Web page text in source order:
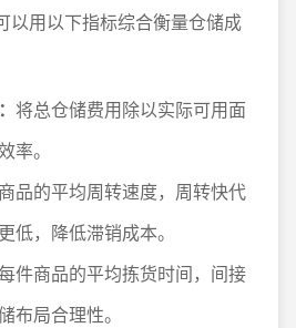
以用以下指标综合衡量仓储成
将总仓储费用除以实际可用面
率。
品的平均周转速度，周转快代
低，降低滞销成本。
件商品的平均拣货时间，间接
布局合理性。